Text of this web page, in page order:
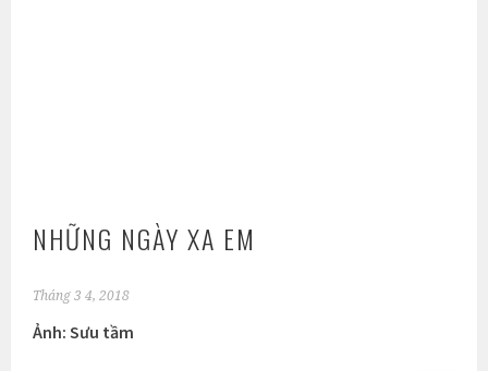
NHỮNG NGÀY XA EM
Tháng 3 4, 2018
Ảnh: Sưu tầm